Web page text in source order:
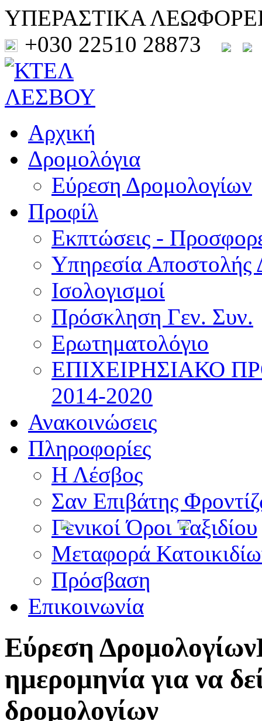
ΥΠΕΡΑΣΤΙΚΑ
+030 22510 28873
Αρχική
Δρομολόγια
Εύρεση Δρομολογίων
Προφίλ
Εκπτώσεις -
Υπηρεσία Αποστολής
Ισολογισμοί
Πρόσκληση Γεν. Συν.
Ερωτηματολόγιο
ΕΠΙΧΕΙΡΗΣΙΑΚΟ
2014-2020
Ανακοινώσεις
Πληροφορίες
Η Λέσβος
Σαν Επιβάτης
Γενικοί Όροι Ταξιδίου
Μεταφορά
Πρόσβαση
Επικοινωνία
Εύρεση Δρομολογίων
ημερομηνία για να
δρομολογίων